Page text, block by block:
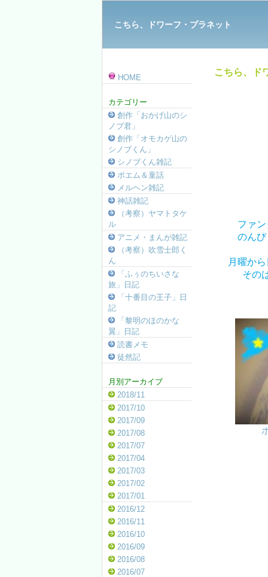
こちら、ドワーフ・プラネット
HOME
カテゴリー
創作「おかげ山のシ
ノブ君」
創作「オモカゲ山の
シノブくん」
シノブくん雑記
ポエム＆童話
メルヘン雑記
神話雑記
（考察）ヤマトタケ
ル
アニメ・まんが雑記
（考察）吹雪士郎く
ん
「ふぅのちいさな
旅」日記
「十番目の王子」日
記
「黎明のほのかな
翼」日記
読書メモ
徒然記
月別アーカイブ
2018/11
2017/10
2017/09
2017/08
2017/07
2017/04
2017/03
2017/02
2017/01
2016/12
2016/11
2016/10
2016/09
2016/08
2016/07
こちら、ド
ファ
のん
月曜か
その